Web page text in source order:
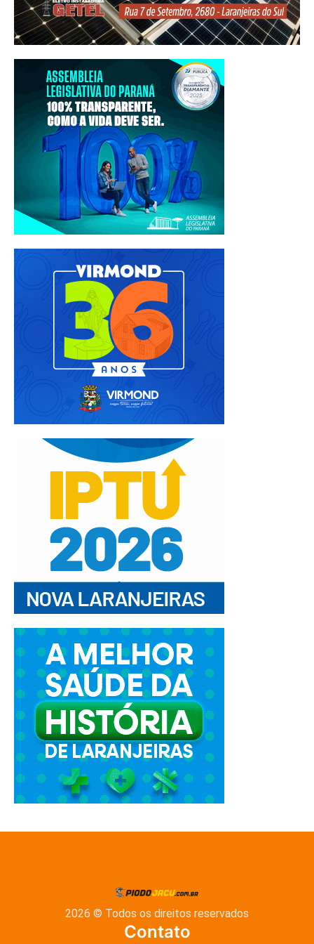
2026 © Todos os direitos reservados
Contato